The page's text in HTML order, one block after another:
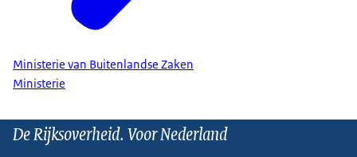
Ministerie van Buitenlandse Zaken
Ministerie
De Rijksoverheid. Voor Nederland